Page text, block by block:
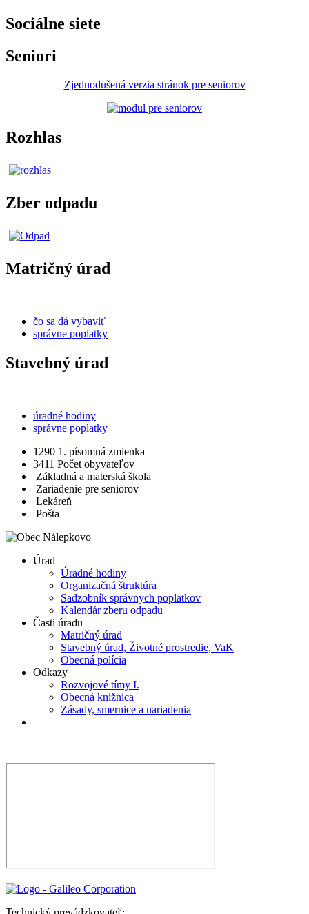
Sociálne siete
Seniori
Zjednodušená verzia stránok pre seniorov
Rozhlas
Zber odpadu
Matričný úrad
čo sa dá vybaviť
správne poplatky
Stavebný úrad
úradné hodiny
správne poplatky
1290 1. písomná zmienka
3411 Počet obyvateľov
Základná a materská škola
Zariadenie pre seniorov
Lekáreň
Pošta
Úrad
Úradné hodiny
Organizačná štruktúra
Sadzobník správnych poplatkov
Kalendár zberu odpadu
Časti úradu
Matričný úrad
Stavebný úrad, Životné prostredie, VaK
Obecná polícia
Odkazy
Rozvojové tímy I.
Obecná knižnica
Zásady, smernice a nariadenia